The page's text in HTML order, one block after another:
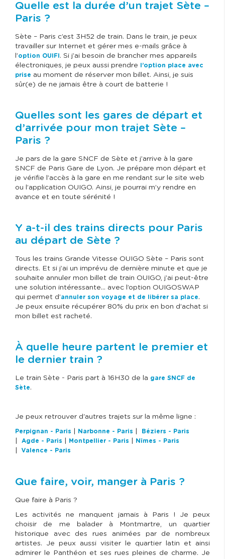
Quelle est la durée d’un trajet Sète –
Paris ?
Sète – Paris c’est 3H52 de train. Dans le train, je peux
travailler sur Internet et gérer mes e-mails grâce à
l’option OUIFI. Si j’ai besoin de brancher mes appareils
électroniques, je peux aussi prendre l’option place avec
prise au moment de réserver mon billet. Ainsi, je suis
sûr(e) de ne jamais être à court de batterie !
Quelles sont les gares de départ et
d’arrivée pour mon trajet Sète –
Paris ?
Je pars de la gare SNCF de Sète et j’arrive à la gare
SNCF de Paris Gare de Lyon. Je prépare mon départ et
je vérifie l’accès à la gare en me rendant sur le site web
ou l’application OUIGO. Ainsi, je pourrai m’y rendre en
avance et en toute sérénité !
Y a-t-il des trains directs pour Paris
au départ de Sète ?
Tous les trains Grande Vitesse OUIGO Sète – Paris sont
directs. Et si j’ai un imprévu de dernière minute et que je
souhaite annuler mon billet de train OUIGO, j’ai peut-être
une solution intéressante… avec l’option OUIGOSWAP
qui permet d’annuler son voyage et de libérer sa place.
Je peux ensuite récupérer 80% du prix en bon d’achat si
mon billet est racheté.
À quelle heure partent le premier et
le dernier train ?
Le train Sète - Paris part à 16H30 de la gare SNCF de
Sète.
Je peux retrouver d'autres trajets sur la même ligne :
Perpignan - Paris Narbonne - Paris Béziers - Paris
Agde - Paris Montpellier - Paris Nîmes - Paris
Valence - Paris
Que faire, voir, manger à Paris ?
Que faire à Paris ?
Les activités ne manquent jamais à Paris ! Je peux
choisir de me balader à Montmartre, un quartier
historique avec des rues animées par de nombreux
artistes. Je peux aussi visiter le quartier latin et ainsi
admirer le Panthéon et ses rues pleines de charme. Je